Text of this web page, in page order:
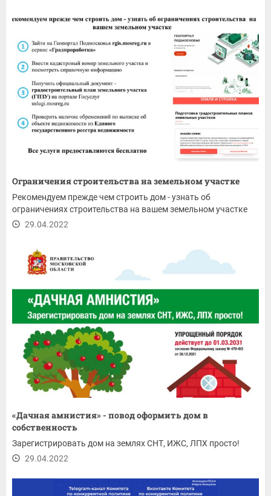
Ограничения строительства на земельном участке
Рекомендуем прежде чем строить дом - узнать об
ограничениях строительства на вашем земельном участке
29.04.2022
«Дачная амнистия» - повод оформить дом в
собственность
Зарегистрировать дом на землях СНТ, ИЖС, ЛПХ просто!
29.04.2022